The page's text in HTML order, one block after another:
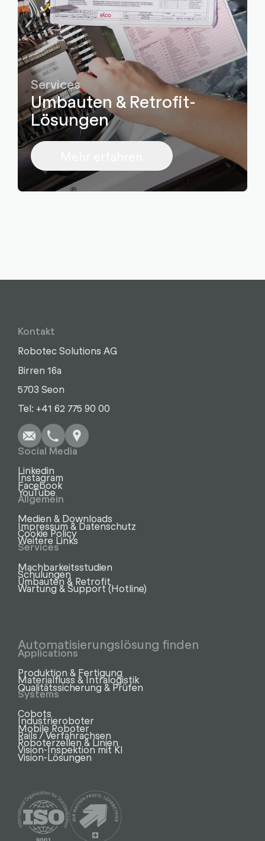
Services
Umbauten & Retrofit-
Lösungen
Kontakt
Robotec Solutions AG
Birren 16a
5703 Seon
Tel: +41 62 775 90 00
Kopieren
Anrufen Kopieren
Social Media
Linkedin
Instagram
Facebook
YouTube
Allgemein
Medien & Downloads
Impressum & Datenschutz
Cookie Policy
Weitere Links
Services
Machbarkeitsstudien
Schulungen
Umbauten & Retrofit
Wartung & Support (Hotline)
Automatisierungslösung finden
Applications
Produktion & Fertigung
Materialfluss & Intralogistik
Qualitätssicherung & Prüfen
Systems
Cobots
Industrieroboter
Mobile Roboter
Rails / Verfahrachsen
Roboterzellen & Linien
Vision-Inspektion mit KI
Vision-Lösungen